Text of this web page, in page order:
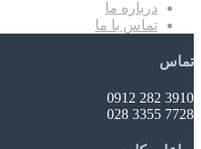
درباره ما
تماس با ما
تماس
3910 282 0912
7728 3355 028